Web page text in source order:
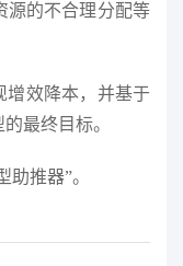
源的不合理分配等
增效降本，并基于
最终目标。
推器”。